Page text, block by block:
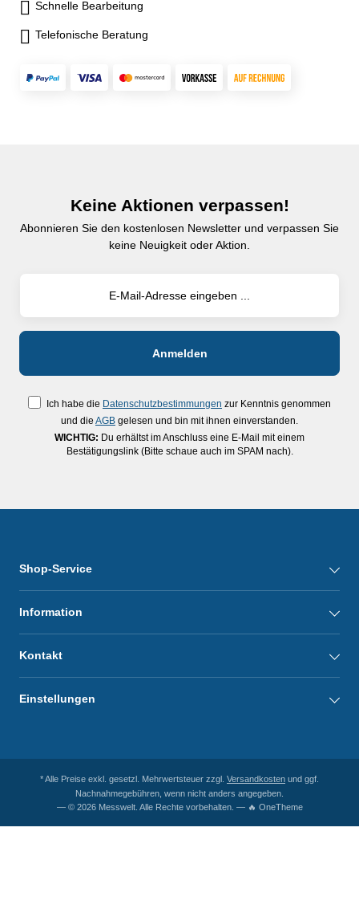
Schnelle Bearbeitung
Telefonische Beratung
Keine Aktionen verpassen!
Abonnieren Sie den kostenlosen Newsletter und verpassen Sie
keine Neuigkeit oder Aktion.
Ich habe die Datenschutzbestimmungen zur Kenntnis genommen
und die AGB gelesen und bin mit ihnen einverstanden.
WICHTIG: Du erhältst im Anschluss eine E-Mail mit einem
Bestätigungslink (Bitte schaue auch im SPAM nach).
Shop-Service
Information
Kontakt
Einstellungen
* Alle Preise exkl. gesetzl. Mehrwertsteuer zzgl. Versandkosten und ggf.
Nachnahmegebühren, wenn nicht anders angegeben.
— © 2026 Messwelt. Alle Rechte vorbehalten. — 🔥 OneTheme